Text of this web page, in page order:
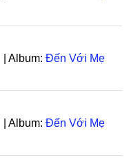
| | Album: Đến Với Mẹ
| | Album: Đến Với Mẹ